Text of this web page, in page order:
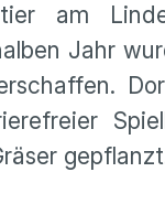
am
Jahr